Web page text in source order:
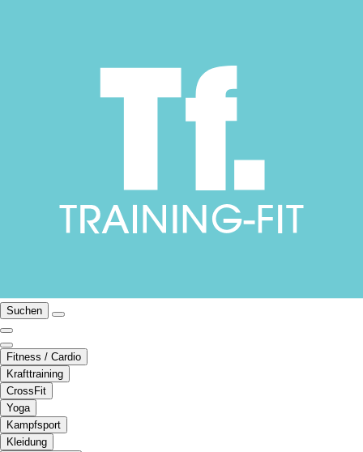
Suchen
Fitness / Cardio
Krafttraining
CrossFit
Yoga
Kampfsport
Kleidung